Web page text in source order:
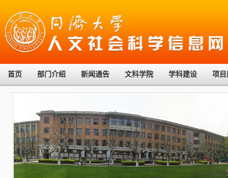
首页 部门介绍 新闻通告 文科学院 学科建设 项目